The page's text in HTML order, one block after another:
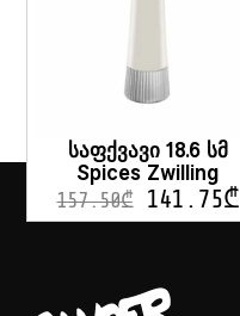
საფქვავი 18.6 სმ
Spices Zwilling
157.50₾ 141.75₾